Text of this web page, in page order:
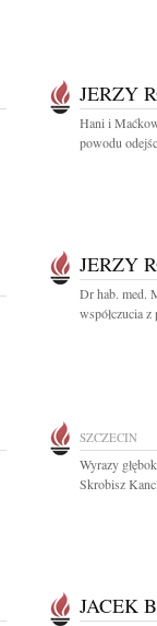
JERZY
Hani i
powodu
JERZY
Dr hab. med.
współczucia
SZCZECIN
Wyrazy
Skrobisz
JACEK